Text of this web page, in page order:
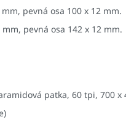
pevná osa 100 x 12 mm.
pevná osa 142 x 12 mm.
patka, 60 tpi, 700 x